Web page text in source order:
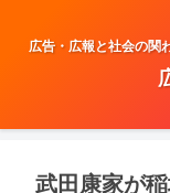
広告・広報と社会の関
武田康家が